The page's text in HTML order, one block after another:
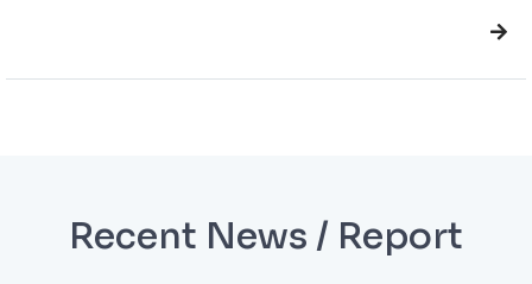
Recent News / Report